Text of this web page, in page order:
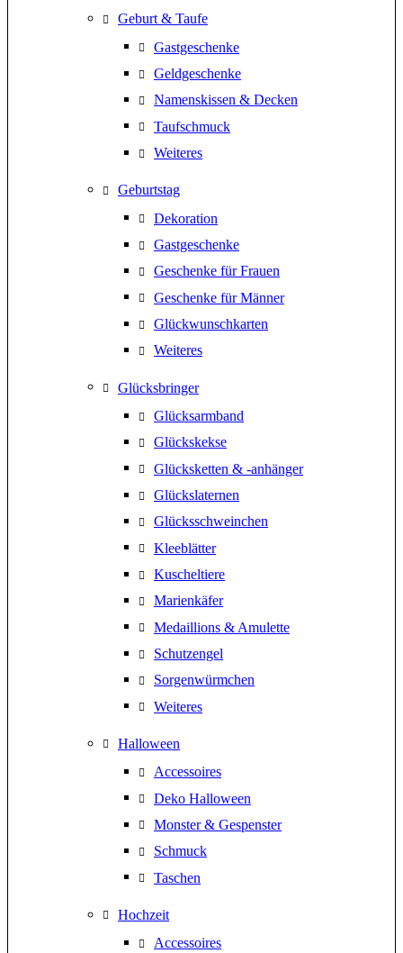
Geburt & Taufe
Gastgeschenke
Geldgeschenke
Namenskissen & Decken
Taufschmuck
Weiteres
Geburtstag
Dekoration
Gastgeschenke
Geschenke für Frauen
Geschenke für Männer
Glückwunschkarten
Weiteres
Glücksbringer
Glücksarmband
Glückskekse
Glücksketten & -anhänger
Glückslaternen
Glücksschweinchen
Kleeblätter
Kuscheltiere
Marienkäfer
Medaillions & Amulette
Schutzengel
Sorgenwürmchen
Weiteres
Halloween
Accessoires
Deko Halloween
Monster & Gespenster
Schmuck
Taschen
Hochzeit
Accessoires